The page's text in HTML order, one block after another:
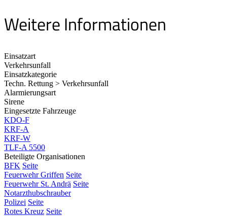
Weitere Informationen
Einsatzart
Verkehrsunfall
Einsatzkategorie
Techn. Rettung > Verkehrsunfall
Alarmierungsart
Sirene
Eingesetzte Fahrzeuge
KDO-F
KRF-A
KRF-W
TLF-A 5500
Beteiligte Organisationen
BFK Seite
Feuerwehr Griffen Seite
Feuerwehr St. Andrä Seite
Notarzthubschrauber
Polizei Seite
Rotes Kreuz Seite